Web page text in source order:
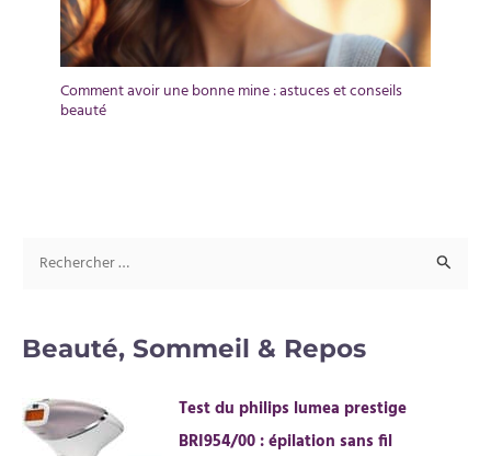
Comment avoir une bonne mine : astuces et conseils
beauté
h
r
Beauté, Sommeil & Repos
Test du philips lumea prestige
BRI954/00 : épilation sans fil